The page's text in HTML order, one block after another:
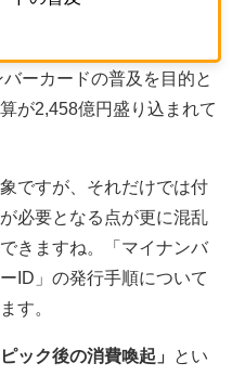
ーカードの普及を目的と
が2,458億円盛り込まれて
ですが、それだけでは付
必要となる点が更に混乱
きますね。「マイナンバ
ID」の発行手順について
す。
ック後の消費喚起」
とい